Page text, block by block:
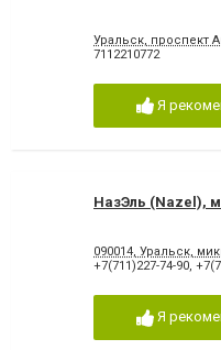
Уральск, проспект
7112210772
Я
НазЭль (Nazel),
090014, Уральск,
+7(711)227-74-90,
Я